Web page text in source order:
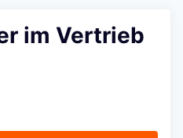
im Vertrieb